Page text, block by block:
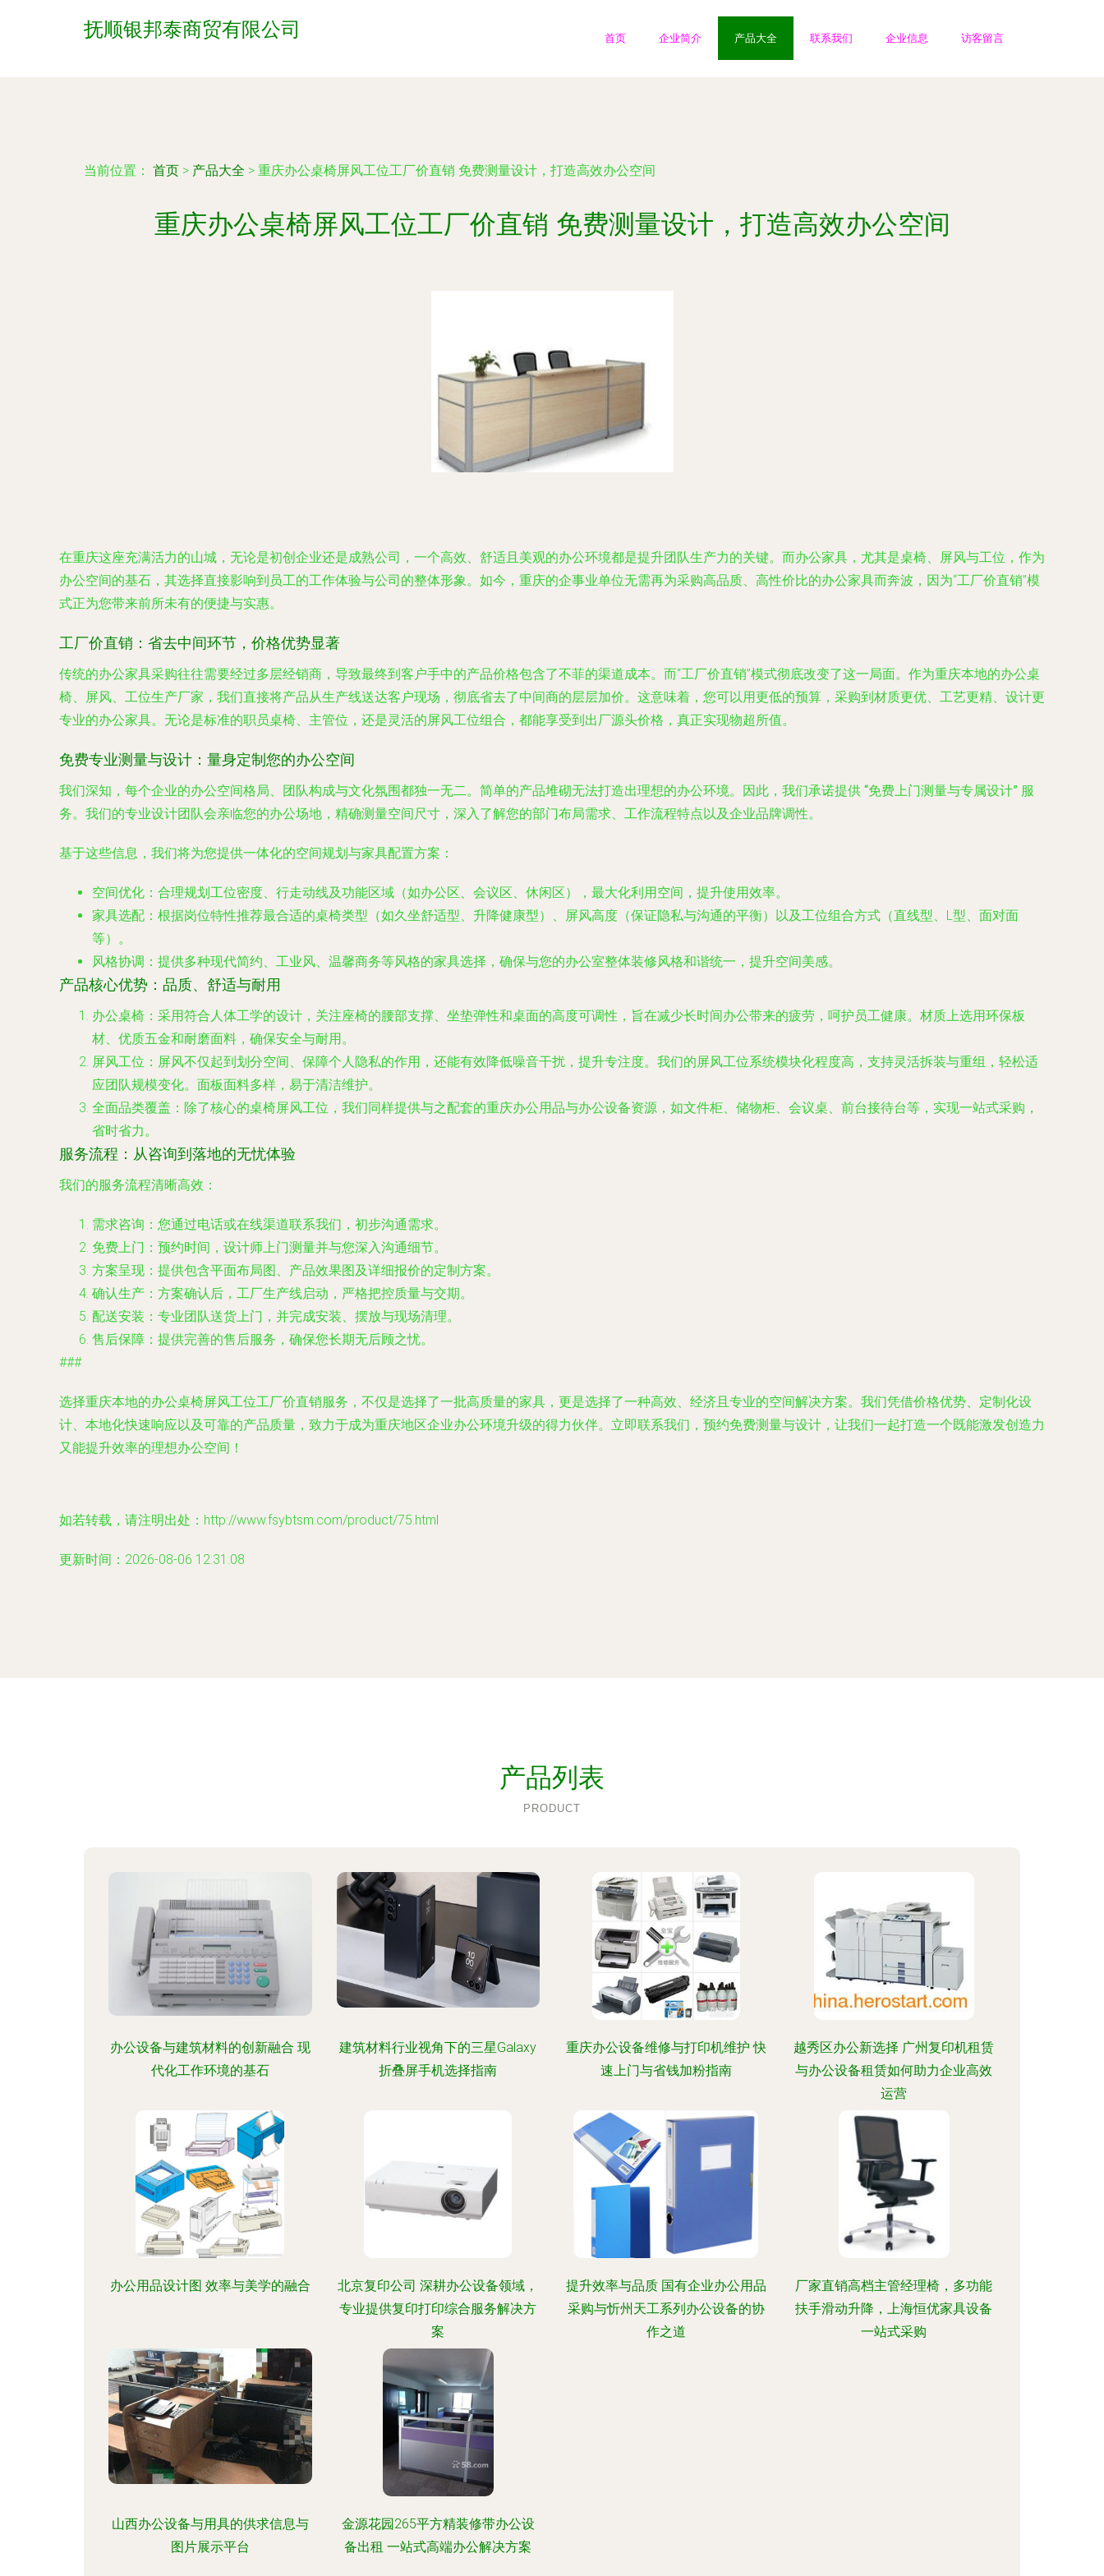
抚顺银邦泰商贸有限公司 首页 企业简介 产品大全 联系我们 企业信息 访客留言
当前位置： 首页 > 产品大全 > 重庆办公桌椅屏风工位工厂价直销 免费测量设计，打造高效办公空间
重庆办公桌椅屏风工位工厂价直销 免费测量设计，打造高效办公空间
在重庆这座充满活力的山城，无论是初创企业还是成熟公司，一个高效、舒适且美观的办公环境都是提升团队生产力的关键。而办公家具，尤其是桌椅、屏风与工位，作为
办公空间的基石，其选择直接影响到员工的工作体验与公司的整体形象。如今，重庆的企事业单位无需再为采购高品质、高性价比的办公家具而奔波，因为“工厂价直销”模
式正为您带来前所未有的便捷与实惠。
工厂价直销：省去中间环节，价格优势显著
传统的办公家具采购往往需要经过多层经销商，导致最终到客户手中的产品价格包含了不菲的渠道成本。而“工厂价直销”模式彻底改变了这一局面。作为重庆本地的办公桌
椅、屏风、工位生产厂家，我们直接将产品从生产线送达客户现场，彻底省去了中间商的层层加价。这意味着，您可以用更低的预算，采购到材质更优、工艺更精、设计更
专业的办公家具。无论是标准的职员桌椅、主管位，还是灵活的屏风工位组合，都能享受到出厂源头价格，真正实现物超所值。
免费专业测量与设计：量身定制您的办公空间
我们深知，每个企业的办公空间格局、团队构成与文化氛围都独一无二。简单的产品堆砌无法打造出理想的办公环境。因此，我们承诺提供 “免费上门测量与专属设计” 服
务。我们的专业设计团队会亲临您的办公场地，精确测量空间尺寸，深入了解您的部门布局需求、工作流程特点以及企业品牌调性。
基于这些信息，我们将为您提供一体化的空间规划与家具配置方案：
空间优化 ：合理规划工位密度、行走动线及功能区域（如办公区、会议区、休闲区），最大化利用空间，提升使用效率。
家具选配 ：根据岗位特性推荐最合适的桌椅类型（如久坐舒适型、升降健康型）、屏风高度（保证隐私与沟通的平衡）以及工位组合方式（直线型、L型、面对面
等）。
风格协调 ：提供多种现代简约、工业风、温馨商务等风格的家具选择，确保与您的办公室整体装修风格和谐统一，提升空间美感。
产品核心优势：品质、舒适与耐用
办公桌椅 ：采用符合人体工学的设计，关注座椅的腰部支撑、坐垫弹性和桌面的高度可调性，旨在减少长时间办公带来的疲劳，呵护员工健康。材质上选用环保板
材、优质五金和耐磨面料，确保安全与耐用。
屏风工位 ：屏风不仅起到划分空间、保障个人隐私的作用，还能有效降低噪音干扰，提升专注度。我们的屏风工位系统模块化程度高，支持灵活拆装与重组，轻松适
应团队规模变化。面板面料多样，易于清洁维护。
全面品类覆盖 ：除了核心的桌椅屏风工位，我们同样提供与之配套的重庆办公用品与办公设备资源，如文件柜、储物柜、会议桌、前台接待台等，实现一站式采购，
省时省力。
服务流程：从咨询到落地的无忧体验
我们的服务流程清晰高效：
需求咨询 ：您通过电话或在线渠道联系我们，初步沟通需求。
免费上门 ：预约时间，设计师上门测量并与您深入沟通细节。
方案呈现 ：提供包含平面布局图、产品效果图及详细报价的定制方案。
确认生产 ：方案确认后，工厂生产线启动，严格把控质量与交期。
配送安装 ：专业团队送货上门，并完成安装、摆放与现场清理。
售后保障 ：提供完善的售后服务，确保您长期无后顾之忧。
###
选择重庆本地的办公桌椅屏风工位工厂价直销服务，不仅是选择了一批高质量的家具，更是选择了一种高效、经济且专业的空间解决方案。我们凭借价格优势、定制化设
计、本地化快速响应以及可靠的产品质量，致力于成为重庆地区企业办公环境升级的得力伙伴。立即联系我们，预约免费测量与设计，让我们一起打造一个既能激发创造力
又能提升效率的理想办公空间！
如若转载，请注明出处：http://www.fsybtsm.com/product/75.html
更新时间：2026-08-06 12:31:08
产品列表
PRODUCT
办公设备与建筑材料的创新融合 现
代化工作环境的基石
建筑材料行业视角下的三星Galaxy
折叠屏手机选择指南
重庆办公设备维修与打印机维护 快
速上门与省钱加粉指南
越秀区办公新选择 广州复印机租赁
与办公设备租赁如何助力企业高效
运营
办公用品设计图 效率与美学的融合
北京复印公司 深耕办公设备领域，
专业提供复印打印综合服务解决方
案
提升效率与品质 国有企业办公用品
采购与忻州天工系列办公设备的协
作之道
厂家直销高档主管经理椅，多功能
扶手滑动升降，上海恒优家具设备
一站式采购
山西办公设备与用具的供求信息与
图片展示平台
金源花园265平方精装修带办公设
备出租 一站式高端办公解决方案